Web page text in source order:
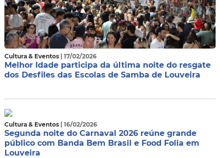
Cultura & Eventos | 17/02/2026
Melhor Idade participa da última noite do resgate
dos Desfiles das Escolas de Samba de Louveira
Cultura & Eventos | 16/02/2026
Segunda noite do Carnaval 2026 reúne grande
público com Banda Bem Brasil e Food Folia em
Louveira